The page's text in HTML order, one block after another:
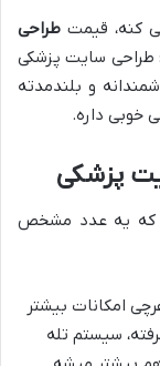
کنه، قیمت طراحی
طراحی سایت پزشکی
و بلندمدته
پزشکی
که یه عدد مشخص
امکانات بیشتر
سیستم تله